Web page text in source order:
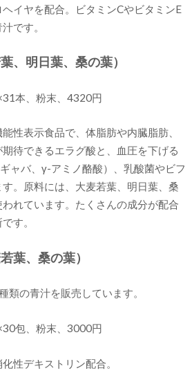
イヤを配合。ビタミンCやビタミンE
です。
、明日葉、桑の葉）
本、粉末、4320円
性表示食品で、体脂肪や内臓脂肪、
待できるエラグ酸と、血圧を下げる
ャバ、γ-アミノ酪酸）、乳酸菌やビフ
。原料には、大麦若葉、明日葉、桑
れています。たくさんの成分が配合
す。
葉、桑の葉）
類の青汁を販売しています。
包、粉末、3000円
性デキストリン配合。